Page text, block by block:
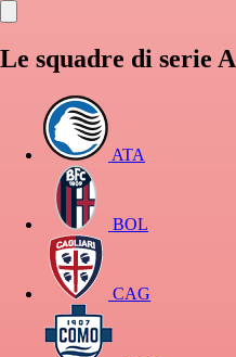
Le squadre di serie A
ATA
BOL
CAG